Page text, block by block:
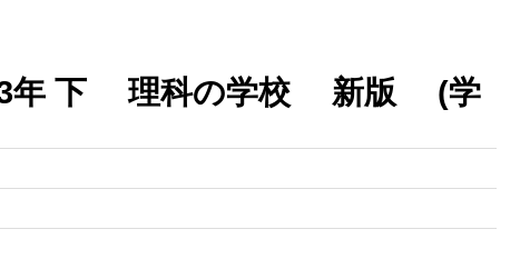
3年 下 理科の学校 新版 (学